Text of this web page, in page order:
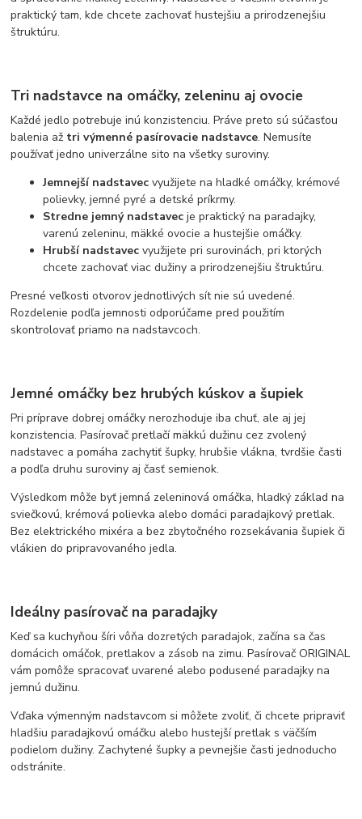
praktický tam, kde chcete zachovať hustejšiu a prirodzenejšiu
štruktúru.
Tri nadstavce na omáčky, zeleninu aj ovocie
Každé jedlo potrebuje inú konzistenciu. Práve preto sú súčasťou
balenia až tri výmenné pasírovacie nadstavce. Nemusíte
používať jedno univerzálne sito na všetky suroviny.
Jemnejší nadstavec využijete na hladké omáčky, krémové
polievky, jemné pyré a detské príkrmy.
Stredne jemný nadstavec je praktický na paradajky,
varenú zeleninu, mäkké ovocie a hustejšie omáčky.
Hrubší nadstavec využijete pri surovinách, pri ktorých
chcete zachovať viac dužiny a prirodzenejšiu štruktúru.
Presné veľkosti otvorov jednotlivých sít nie sú uvedené.
Rozdelenie podľa jemnosti odporúčame pred použitím
skontrolovať priamo na nadstavcoch.
Jemné omáčky bez hrubých kúskov a šupiek
Pri príprave dobrej omáčky nerozhoduje iba chuť, ale aj jej
konzistencia. Pasírovač pretlačí mäkkú dužinu cez zvolený
nadstavec a pomáha zachytiť šupky, hrubšie vlákna, tvrdšie časti
a podľa druhu suroviny aj časť semienok.
Výsledkom môže byť jemná zeleninová omáčka, hladký základ na
sviečkovú, krémová polievka alebo domáci paradajkový pretlak.
Bez elektrického mixéra a bez zbytočného rozsekávania šupiek či
vlákien do pripravovaného jedla.
Ideálny pasírovač na paradajky
Keď sa kuchyňou šíri vôňa dozretých paradajok, začína sa čas
domácich omáčok, pretlakov a zásob na zimu. Pasírovač ORIGINAL
vám pomôže spracovať uvarené alebo podusené paradajky na
jemnú dužinu.
Vďaka výmenným nadstavcom si môžete zvoliť, či chcete pripraviť
hladšiu paradajkovú omáčku alebo hustejší pretlak s väčším
podielom dužiny. Zachytené šupky a pevnejšie časti jednoducho
odstránite.